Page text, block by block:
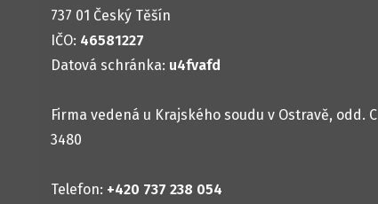
737 01 Český Těšín
IČO: 46581227
Datová schránka: u4fvafd
Firma vedená u Krajského soudu v Ostravě, odd. C
3480
Telefon: +420 737 238 054